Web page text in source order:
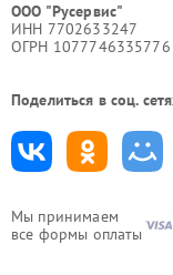
Мы принимаем
все формы оплаты
ООО "Русервис"
ИНН 7702633247
ОГРН 1077746335776
Поделиться в соц.